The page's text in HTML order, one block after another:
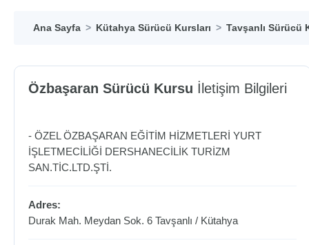
Ana Sayfa Kütahya Sürücü Kursları Tavşanlı Sürücü
Özbaşaran Sürücü Kursu İletişim Bilgileri
- ÖZEL ÖZBAŞARAN EĞİTİM HİZMETLERİ YURT
İŞLETMECİLİĞİ DERSHANECİLİK TURİZM
SAN.TİC.LTD.ŞTİ.
Adres:
Durak Mah. Meydan Sok. 6 Tavşanlı / Kütahya